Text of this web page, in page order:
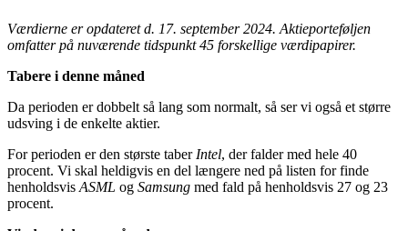
Værdierne er opdateret d. 17. september 2024. Aktieporteføljen
omfatter på nuværende tidspunkt 45 forskellige værdipapirer.
Tabere i denne måned
Da perioden er dobbelt så lang som normalt, så ser vi også et større
udsving i de enkelte aktier.
For perioden er den største taber Intel, der falder med hele 40
procent. Vi skal heldigvis en del længere ned på listen for finde
henholdsvis ASML og Samsung med fald på henholdsvis 27 og 23
procent.